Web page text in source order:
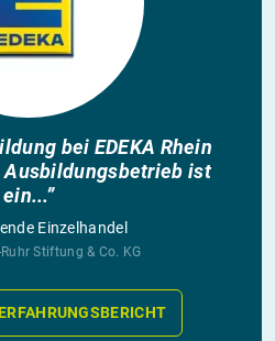
bei EDEKA Rhein
Ausbildungsbetrieb ist
ein...”
Einzelhandel
Ruhr Stiftung & Co. KG